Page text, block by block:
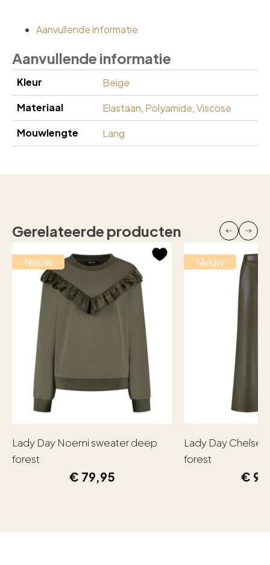
Aanvullende informatie
Aanvullende informatie
Kleur
Beige
Materiaal
Elastaan, Polyamide,Viscose
Mouwlengte
Lang
Gerelateerde producten
Nieuw
Lady Day Noemi sweater deep
forest
€ 79,95
Nieuw
Lady Day
forest
€